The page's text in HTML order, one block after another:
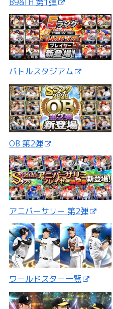
バトルスタジアム
OB 第2弾
アニバーサリー 第2弾
ワールドスター一覧